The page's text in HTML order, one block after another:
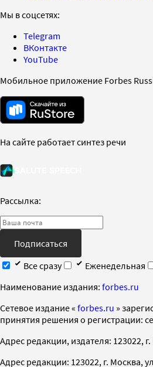
Мы в соцсетях:
Telegram
ВКонтакте
YouTube
Мобильное приложение Forbes
На сайте работает синтез речи
Рассылка:
Подписаться
Все сразу
Еженедельная
Наименование издания: forbes.ru
Cетевое издание « forbes.ru »
принятия решения о регистрации:
Адрес редакции, издателя: 123022,
Адрес редакции: 123022, г. Москва,